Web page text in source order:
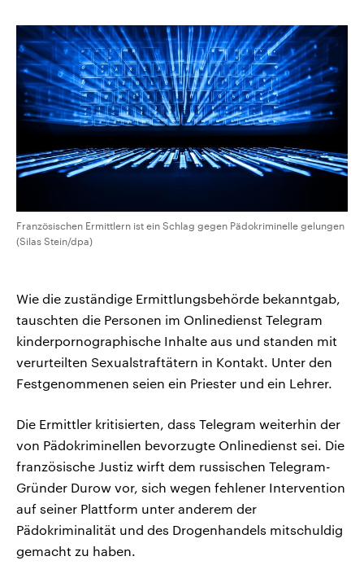
und Hintergründe zu den Parteien
und Kandidaten der anstehenden
Wahl.
Sendungen Programm Podcasts
Audio-Archiv
Französischen Ermittlern ist ein Schlag gegen Pädokriminelle gelungen
(Silas Stein/dpa)
Wie die zuständige Ermittlungsbehörde bekanntgab,
tauschten die Personen im Onlinedienst Telegram
kinderpornographische Inhalte aus und standen mit
verurteilten Sexualstraftätern in Kontakt. Unter den
Festgenommenen seien ein Priester und ein Lehrer.
Die Ermittler kritisierten, dass Telegram weiterhin der
von Pädokriminellen bevorzugte Onlinedienst sei. Die
französische Justiz wirft dem russischen Telegram-
Gründer Durow vor, sich wegen fehlener Intervention
auf seiner Plattform unter anderem der
Pädokriminalität und des Drogenhandels mitschuldig
gemacht zu haben.